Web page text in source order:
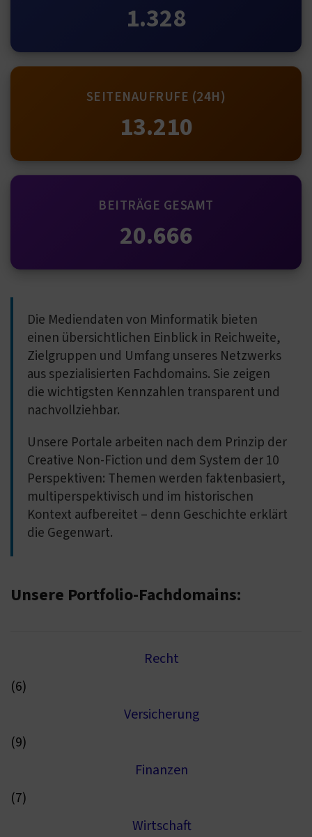
1.328
SEITENAUFRUFE (24H)
13.210
BEITRÄGE GESAMT
20.666
Die Mediendaten von Minformatik bieten
einen übersichtlichen Einblick in Reichweite,
Zielgruppen und Umfang unseres Netzwerks
aus spezialisierten Fachdomains. Sie zeigen
die wichtigsten Kennzahlen transparent und
nachvollziehbar.
Unsere Portale arbeiten nach dem Prinzip der
Creative Non-Fiction und dem System der 10
Perspektiven: Themen werden faktenbasiert,
multiperspektivisch und im historischen
Kontext aufbereitet – denn Geschichte erklärt
die Gegenwart.
Unsere Portfolio-Fachdomains:
Recht
(6)
Versicherung
(9)
Finanzen
(7)
Wirtschaft